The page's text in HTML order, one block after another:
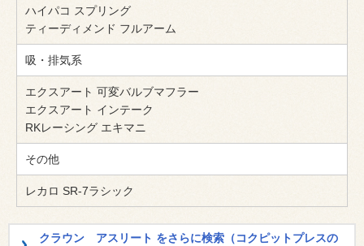
ハイパコ スプリング
ティーディメンド フルアーム
吸・排気系
エクスアート 可変バルブマフラー
エクスアート インテーク
RKレーシング エキマニ
その他
レカロ SR-7ラシック
クラウン アスリート をさらに検索（コクピットプレスの